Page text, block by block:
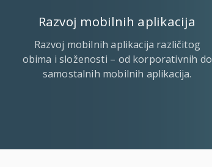
Razvoj mobilnih aplikacija
Razvoj mobilnih aplikacija različitog
obima i složenosti – od korporativnih do
samostalnih mobilnih aplikacija.